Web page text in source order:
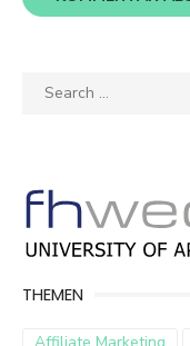
Search
THEMEN